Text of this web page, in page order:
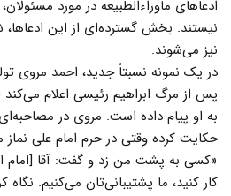
ادعاهای ماوراءالطبیعه در مورد
نیستند. بخش گسترده‌ای از این
نیز می‌شوند.
در یک نمونه نسبتاً جدید، احمد مروی
پس از مرگ ابراهیم رئیسی اعلام می‌کند
به او پیام داده است. مروی در
حکایت کرده وقتی در حرم امام علی
«کسی به پشت من زد و گفت: آقا [امام
کار کنید، ما پشتیبانی‌تان می‌کنیم.